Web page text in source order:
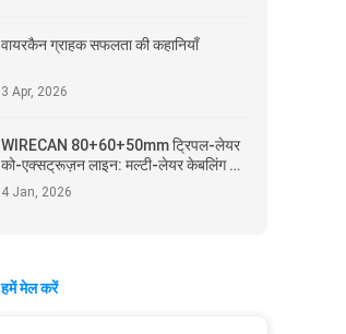
वायरकैन ग्राहक सफलता की कहानियाँ
3 Apr, 2026
WIRECAN 80+60+50mm ट्रिपल-लेयर
को-एक्सट्रूज़न लाइन: मल्टी-लेयर केबलिंग के
भविष्य का इंजीनियरिंग
4 Jan, 2026
हमें मेल करें